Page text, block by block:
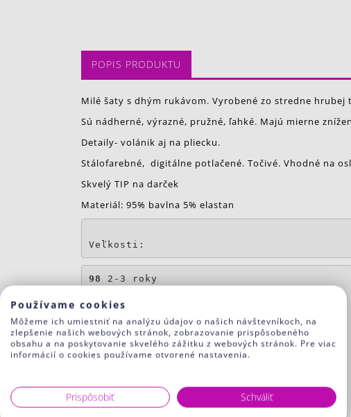
POPIS PRODUKTU
Milé šaty s dhým rukávom. Vyrobené zo stredne hrubej
Sú nádherné, výrazné, pružné, ľahké. Majú mierne
Detaily- volánik aj na pliecku.
Stálofarebné, digitálne potlačené. Točivé. Vhodné na
Skvelý TIP na darček
Materiál: 95% bavlna 5% elastan
Veľkosti:
98 2-3 roky
104 3-4 roky
110 4-5 rokov
116 5-6 rokov
128 7-8 rokov
Používame cookies
Môžeme ich umiestniť na analýzu údajov o našich návštevníkoch, na
zlepšenie našich webových stránok, zobrazovanie prispôsobeného
obsahu a na poskytovanie skvelého zážitku z webových stránok. Pre viac
informácií o cookies používame otvorené nastavenia.
Prispôsobiť Schváliť